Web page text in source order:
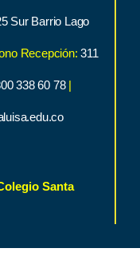
Sur Barrio Lago
Recepción: 311
338 60 78 |
Santa